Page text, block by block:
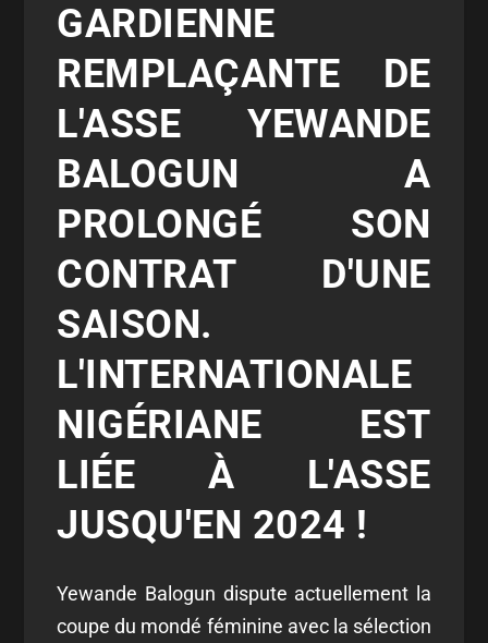
GARDIENNE
REMPLAÇANTE DE
L'ASSE YEWANDE
BALOGUN A
PROLONGÉ SON
CONTRAT D'UNE
SAISON.
L'INTERNATIONALE
NIGÉRIANE EST
LIÉE À L'ASSE
JUSQU'EN 2024 !
Yewande Balogun dispute actuellement la
coupe du mondé féminine avec la sélection